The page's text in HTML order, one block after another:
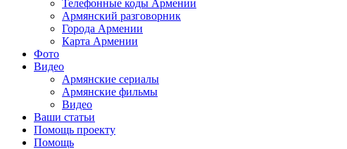
Телефонные коды Армении
Армянский разговорник
Города Армении
Карта Армении
Фото
Видео
Армянские сериалы
Армянские фильмы
Видео
Ваши статьи
Помощь проекту
Помощь